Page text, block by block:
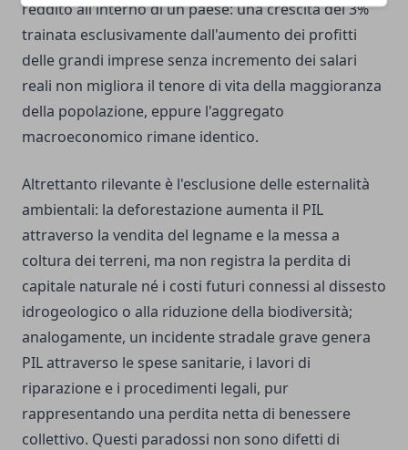
reddito all'interno di un paese: una crescita del 3%
trainata esclusivamente dall'aumento dei profitti
delle grandi imprese senza incremento dei salari
reali non migliora il tenore di vita della maggioranza
della popolazione, eppure l'aggregato
macroeconomico rimane identico.
Altrettanto rilevante è l'esclusione delle esternalità
ambientali: la deforestazione aumenta il PIL
attraverso la vendita del legname e la messa a
coltura dei terreni, ma non registra la perdita di
capitale naturale né i costi futuri connessi al dissesto
idrogeologico o alla riduzione della biodiversità;
analogamente, un incidente stradale grave genera
PIL attraverso le spese sanitarie, i lavori di
riparazione e i procedimenti legali, pur
rappresentando una perdita netta di benessere
collettivo. Questi paradossi non sono difetti di